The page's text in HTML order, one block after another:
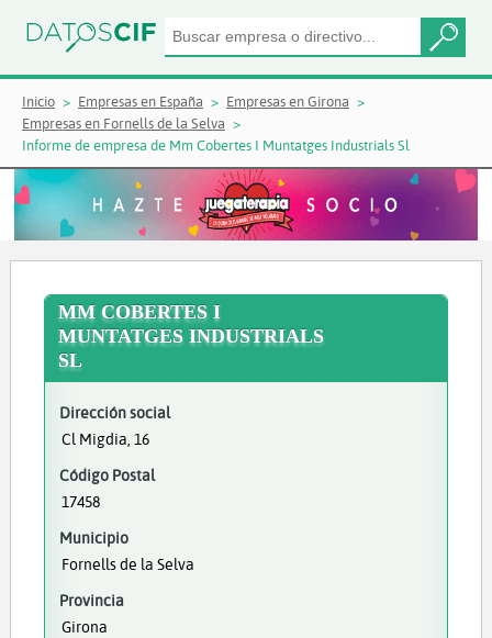
Inicio Empresas en España
Empresas en Girona
Empresas en Fornells de la Selva
Informe de empresa de Mm Cobertes I Muntatges Industrials Sl
MM COBERTES I
MUNTATGES INDUSTRIALS
SL
Dirección social
Cl Migdia, 16
Código Postal
17458
Municipio
Fornells de la Selva
Provincia
Girona